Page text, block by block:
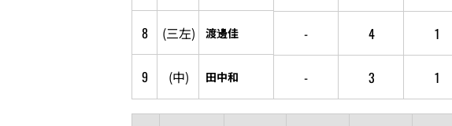
8 (三左) 渡邊佳 - 4 1
9 (中) 田中和 - 3 1